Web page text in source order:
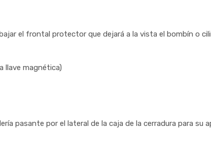
el frontal protector que dejará a la vista el bombín o
llave magnética)
pasante por el lateral de la caja de la cerradura para su